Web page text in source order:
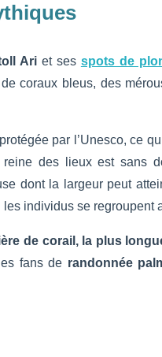
Ariet ses spots de
coraux bleus, des
par l’Unesco, ce
des lieux est sans
dont la largeur peut
individus se regroupent
de corail, la plus
fans de randonnée